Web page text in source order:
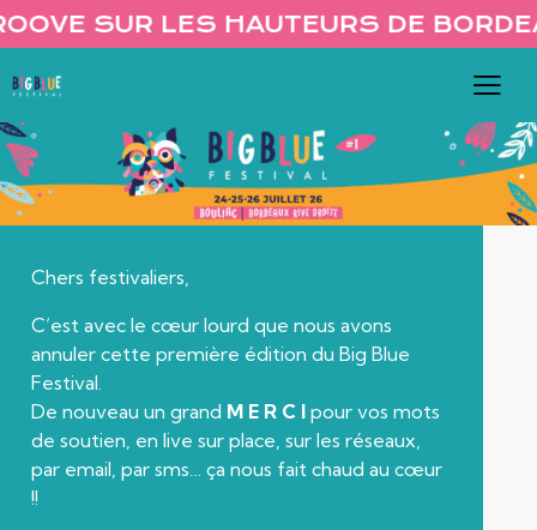
HAUTEURS DE BORDEAUX ! LE
Chers festivaliers,
C’est avec le cœur lourd que nous avons
annuler cette première édition du Big Blue
Festival.
De nouveau un grand M E R C I pour vos mots
de soutien, en live sur place, sur les réseaux,
par email, par sms… ça nous fait chaud au cœur
!!